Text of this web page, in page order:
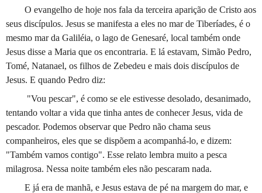
O evangelho de hoje nos fala da terceira aparição de Cristo aos
seus discípulos. Jesus se manifesta a eles no mar de Tiberíades, é o
mesmo mar da Galiléia, o lago de Genesaré, local também onde
Jesus disse a Maria que os encontraria. E lá estavam, Simão Pedro,
Tomé, Natanael, os filhos de Zebedeu e mais dois discípulos de
Jesus. E quando Pedro diz:
"Vou pescar", é como se ele estivesse desolado, desanimado,
tentando voltar a vida que tinha antes de conhecer Jesus, vida de
pescador. Podemos observar que Pedro não chama seus
companheiros, eles que se dispõem a acompanhá-lo, e dizem:
"Também vamos contigo". Esse relato lembra muito a pesca
milagrosa. Nessa noite também eles não pescaram nada.
E já era de manhã, e Jesus estava de pé na margem do mar, e